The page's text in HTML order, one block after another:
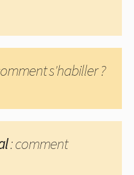
s'habiller ?
: comment